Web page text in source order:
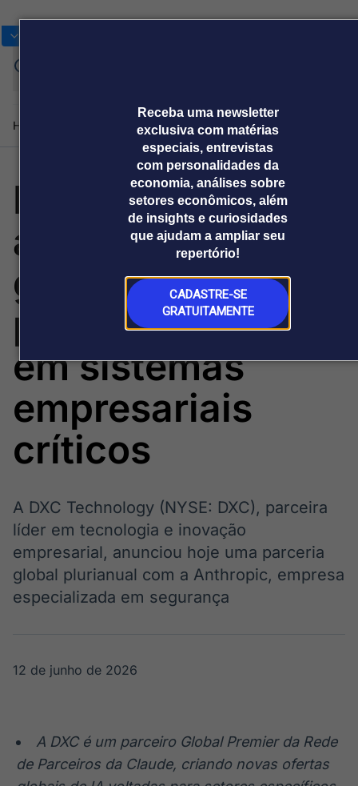
Receba uma newsletter
exclusiva com matérias
especiais, entrevistas
com personalidades da
economia, análises sobre
setores econômicos, além
de insights e curiosidades
que ajudam a ampliar seu
repertório!
CADASTRE-SE
GRATUITAMENTE
Home Produtos e soluçõesNotíciasBlogWeekendInstitucional
Plataformas
Broadcast
Broadcast+
O mercado
financeiro em
tempo real
Broadcast
Tudo sobre o
agronegócio
Broadcast
Político
Os bastidores da
política em
Broadcast
White Label
conteúdos
personalizados
Soluções de Dados
e Conteúdos
Broadcast
Ticker
Cotações e
headlines de
Widgets
Componentes
para conteúdos e
Releases Broadcast
Prêmio Broadcast
Prêmio Broadcast
Empresas
Releases
DXC e Anthropic
anunciam aliança
global plurianual
para integrar a IA
em sistemas
empresariais
críticos
A DXC Technology (NYSE: DXC), parceira
líder em tecnologia e inovação
empresarial, anunciou hoje uma parceria
global plurianual com a Anthropic, empresa
especializada em segurança
12 de junho de 2026
A DXC é um parceiro Global Premier da Rede
de Parceiros da Claude, criando novas ofertas